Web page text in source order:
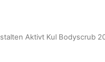
Aktivt Kul Bodyscrub
Current